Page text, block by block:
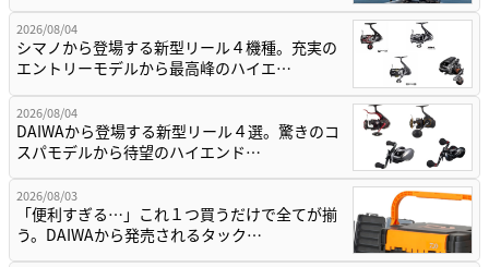
2026/08/04
シマノから登場する新型リール４機種。充実の
エントリーモデルから最高峰のハイエ…
2026/08/04
DAIWAから登場する新型リール４選。驚きのコ
スパモデルから待望のハイエンド…
2026/08/03
「便利すぎる…」これ１つ買うだけで全てが揃
う。DAIWAから発売されるタック…